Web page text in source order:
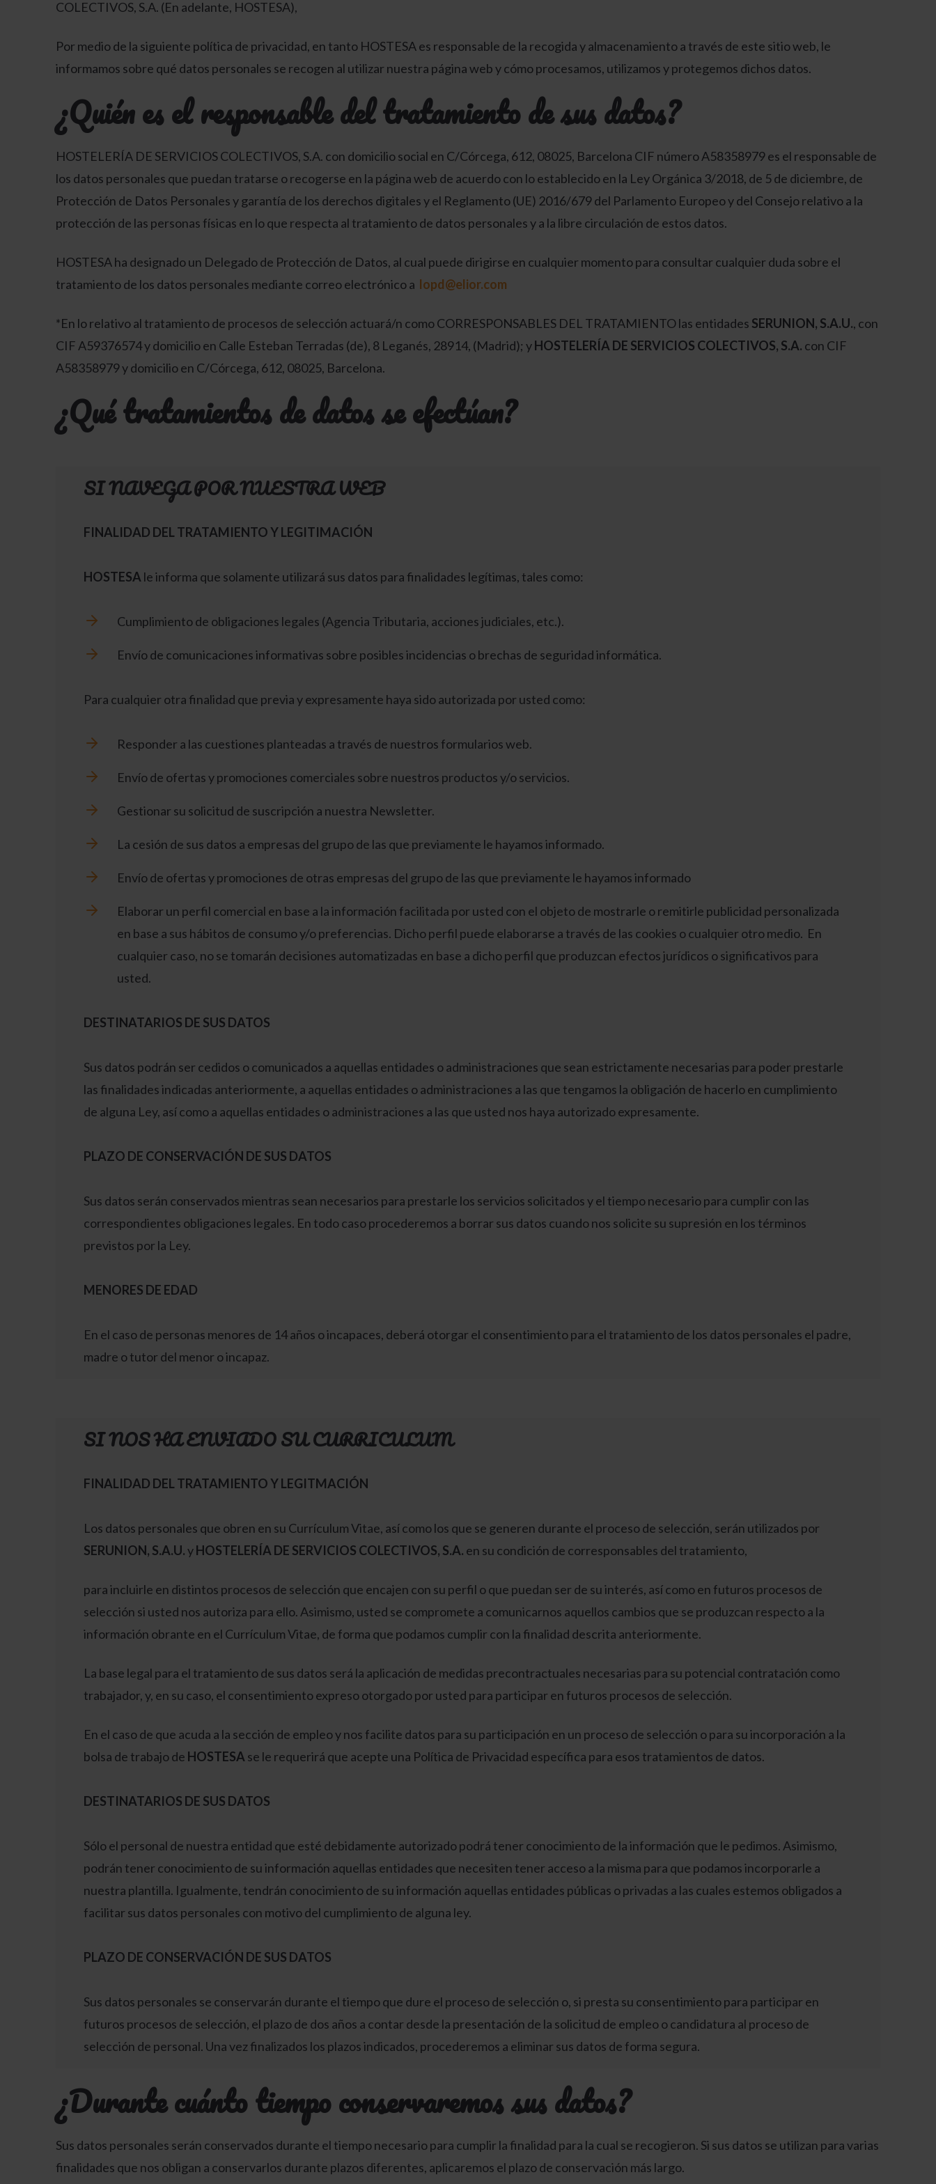
COLECTIVOS, S.A. (En adelante, HOSTESA),
Por medio de la siguiente política de privacidad, en tanto HOSTESA es responsable de la recogida y almacenamiento a través de este sitio web, le
informamos sobre qué datos personales se recogen al utilizar nuestra página web y cómo procesamos, utilizamos y protegemos dichos datos.
¿Quién es el responsable del tratamiento de sus datos?
HOSTELERÍA DE SERVICIOS COLECTIVOS, S.A. con domicilio social en C/Córcega, 612, 08025, Barcelona CIF número A58358979 es el responsable de
los datos personales que puedan tratarse o recogerse en la página web de acuerdo con lo establecido en la Ley Orgánica 3/2018, de 5 de diciembre, de
Protección de Datos Personales y garantía de los derechos digitales y el Reglamento (UE) 2016/679 del Parlamento Europeo y del Consejo relativo a la
protección de las personas físicas en lo que respecta al tratamiento de datos personales y a la libre circulación de estos datos.
HOSTESA ha designado un Delegado de Protección de Datos, al cual puede dirigirse en cualquier momento para consultar cualquier duda sobre el
tratamiento de los datos personales mediante correo electrónico a lopd@elior.com
*En lo relativo al tratamiento de procesos de selección actuará/n como CORRESPONSABLES DEL TRATAMIENTO las entidades SERUNION, S.A.U., con
CIF A59376574 y domicilio en Calle Esteban Terradas (de), 8 Leganés, 28914, (Madrid); yHOSTELERÍA DE SERVICIOS COLECTIVOS, S.A. con CIF
A58358979 y domicilio en C/Córcega, 612, 08025, Barcelona.
¿Qué tratamientos de datos se efectúan?
SI NAVEGA POR NUESTRA WEB
FINALIDAD DEL TRATAMIENTO Y LEGITIMACIÓN
HOSTESA le informa que solamente utilizará sus datos para finalidades legítimas, tales como:
Cumplimiento de obligaciones legales (Agencia Tributaria, acciones judiciales, etc.).
Envío de comunicaciones informativas sobre posibles incidencias o brechas de seguridad informática.
Para cualquier otra finalidad que previa y expresamente haya sido autorizada por usted como:
Responder a las cuestiones planteadas a través de nuestros formularios web.
Envío de ofertas y promociones comerciales sobre nuestros productos y/o servicios.
Gestionar su solicitud de suscripción a nuestra Newsletter.
La cesión de sus datos a empresas del grupo de las que previamente le hayamos informado.
Envío de ofertas y promociones de otras empresas del grupo de las que previamente le hayamos informado
Elaborar un perfil comercial en base a la información facilitada por usted con el objeto de mostrarle o remitirle publicidad personalizada
en base a sus hábitos de consumo y/o preferencias. Dicho perfil puede elaborarse a través de las cookies o cualquier otro medio. En
cualquier caso, no se tomarán decisiones automatizadas en base a dicho perfil que produzcan efectos jurídicos o significativos para
usted.
DESTINATARIOS DE SUS DATOS
Sus datos podrán ser cedidos o comunicados a aquellas entidades o administraciones que sean estrictamente necesarias para poder prestarle
las finalidades indicadas anteriormente, a aquellas entidades o administraciones a las que tengamos la obligación de hacerlo en cumplimiento
de alguna Ley, así como a aquellas entidades o administraciones a las que usted nos haya autorizado expresamente.
PLAZO DE CONSERVACIÓN DE SUS DATOS
Sus datos serán conservados mientras sean necesarios para prestarle los servicios solicitados y el tiempo necesario para cumplir con las
correspondientes obligaciones legales. En todo caso procederemos a borrar sus datos cuando nos solicite su supresión en los términos
previstos por la Ley.
MENORES DE EDAD
En el caso de personas menores de 14 años o incapaces, deberá otorgar el consentimiento para el tratamiento de los datos personales el padre,
madre o tutor del menor o incapaz.
SI NOS HA ENVIADO SU CURRICULUM
FINALIDAD DEL TRATAMIENTO Y LEGITMACIÓN
Los datos personales que obren en su Currículum Vitae, así como los que se generen durante el proceso de selección, serán utilizados por
SERUNION, S.A.U.yHOSTELERÍA DE SERVICIOS COLECTIVOS, S.A. en su condición de corresponsables del tratamiento,
para incluirle en distintos procesos de selección que encajen con su perfil o que puedan ser de su interés, así como en futuros procesos de
selección si usted nos autoriza para ello. Asimismo, usted se compromete a comunicarnos aquellos cambios que se produzcan respecto a la
información obrante en el Currículum Vitae, de forma que podamos cumplir con la finalidad descrita anteriormente.
La base legal para el tratamiento de sus datos será la aplicación de medidas precontractuales necesarias para su potencial contratación como
trabajador, y, en su caso, el consentimiento expreso otorgado por usted para participar en futuros procesos de selección.
En el caso de que acuda a la sección de empleo y nos facilite datos para su participación en un proceso de selección o para su incorporación a la
bolsa de trabajo de HOSTESA se le requerirá que acepte una Política de Privacidad específica para esos tratamientos de datos.
DESTINATARIOS DE SUS DATOS
Sólo el personal de nuestra entidad que esté debidamente autorizado podrá tener conocimiento de la información que le pedimos. Asimismo,
podrán tener conocimiento de su información aquellas entidades que necesiten tener acceso a la misma para que podamos incorporarle a
nuestra plantilla. Igualmente, tendrán conocimiento de su información aquellas entidades públicas o privadas a las cuales estemos obligados a
facilitar sus datos personales con motivo del cumplimiento de alguna ley.
PLAZO DE CONSERVACIÓN DE SUS DATOS
Sus datos personales se conservarán durante el tiempo que dure el proceso de selección o, si presta su consentimiento para participar en
futuros procesos de selección, el plazo de dos años a contar desde la presentación de la solicitud de empleo o candidatura al proceso de
selección de personal. Una vez finalizados los plazos indicados, procederemos a eliminar sus datos de forma segura.
¿Durante cuánto tiempo conservaremos sus datos?
Sus datos personales serán conservados durante el tiempo necesario para cumplir la finalidad para la cual se recogieron. Si sus datos se utilizan para varias
finalidades que nos obligan a conservarlos durante plazos diferentes, aplicaremos el plazo de conservación más largo.